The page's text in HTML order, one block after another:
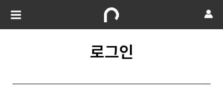
로그인